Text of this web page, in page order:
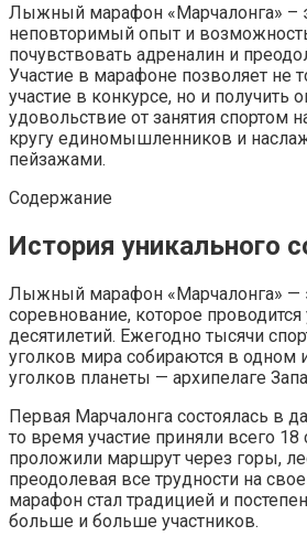
Лыжный марафон «Марчалонга» –
неповторимый опыт и
почувствовать адреналин и
Участие в марафоне позволяет не
участие в конкурсе, но и получить
удовольствие от занятия спортом
кругу единомышленников и
пейзажами.
Содержание
История уникального
Лыжный марафон «Марчалонга» —
соревнование, которое
десятилетий. Ежегодно тысячи
уголков мира собираются в одном
уголков планеты — архипелаге
Первая Марчалонга состоялась в
то время участие приняли всего
проложили маршрут через горы,
преодолевая все трудности на
марафон стал традицией и
больше и больше участников.